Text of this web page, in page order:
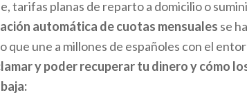
tarifas planas de reparto a domicilio o
automática de cuotas mensuales se
que une a millones de españoles con el
y poder recuperar tu dinero y cómo